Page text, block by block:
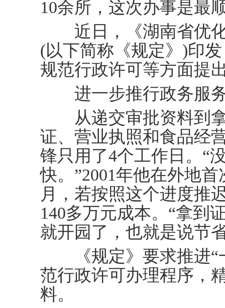
10余所，这次办事是最
近日，《湖南省优化
(以下简称《规定》)印
规范行政许可等方面提
进一步推行政务服
从递交审批资料到拿
证、营业执照和食品经
锋只用了4个工作日。“
快。”2001年他在外地
月，若按照这个进度推
140多万元成本。“拿到
就开园了，也就是说节
《规定》要求推进“
范行政许可办理程序，
料。